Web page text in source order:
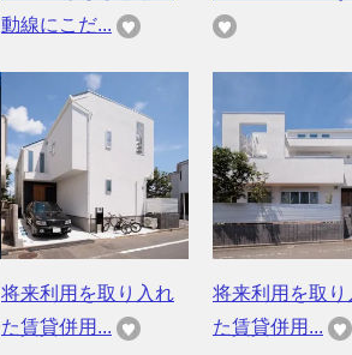
動線にこだ...
将来利用を取り入れ
た賃貸併用...
将来利用を取り
た賃貸併用...